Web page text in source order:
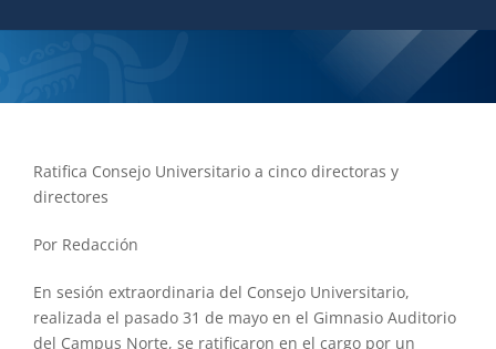
Ratifica Consejo Universitario a cinco directoras y
directores
Por Redacción
En sesión extraordinaria del Consejo Universitario,
realizada el pasado 31 de mayo en el Gimnasio Auditorio
del Campus Norte, se ratificaron en el cargo por un